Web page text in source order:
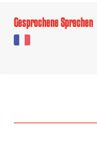
Gesprochene Sprachen